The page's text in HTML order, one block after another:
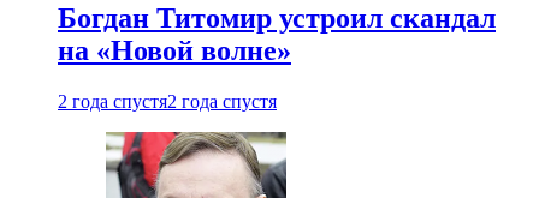
Богдан Титомир устроил скандал
на «Новой волне»
2 года спустя2 года спустя